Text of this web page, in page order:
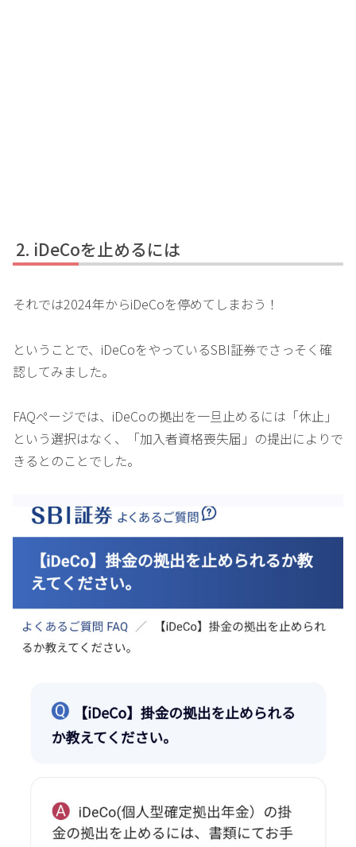
iDeCoを止めるには
それでは2024年からiDeCoを停めてしまおう！
ということで、iDeCoをやっているSBI証券でさっそく確
認してみました。
FAQページでは、iDeCoの拠出を一旦止めるには「休止」
という選択はなく、「加入者資格喪失届」の提出によりで
きるとのことでした。